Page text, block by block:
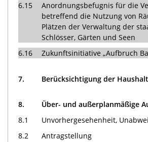
6.15
Anordnungsbefugnis für die
betreffend die Nutzung von
Plätzen der Verwaltung der
Schlösser, Gärten und Seen
6.16
Zukunftsinitiative „Aufbruch
7. Berücksichtigung der
8.
Über- und außerplanmäßige
8.1
Unvorhergesehenheit,
8.2
Antragstellung